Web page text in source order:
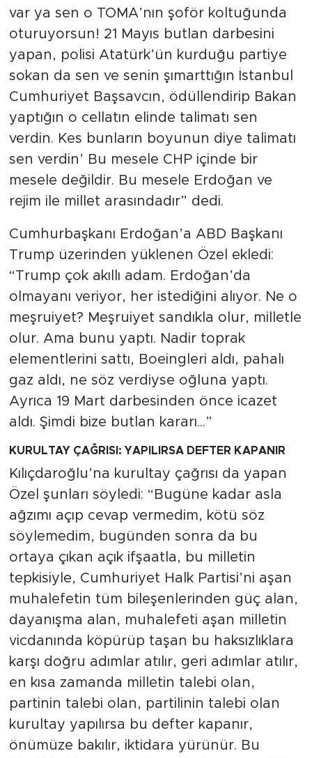
var ya sen o TOMA’nın şoför koltuğunda
oturuyorsun! 21 Mayıs butlan darbesini
yapan, polisi Atatürk’ün kurduğu partiye
sokan da sen ve senin şımarttığın İstanbul
Cumhuriyet Başsavcın, ödüllendirip Bakan
yaptığın o cellatın elinde talimatı sen
verdin. Kes bunların boyunun diye talimatı
sen verdin’ Bu mesele CHP içinde bir
mesele değildir. Bu mesele Erdoğan ve
rejim ile millet arasındadır” dedi.
Cumhurbaşkanı Erdoğan’a ABD Başkanı
Trump üzerinden yüklenen Özel ekledi:
“Trump çok akıllı adam. Erdoğan’da
olmayanı veriyor, her istediğini alıyor. Ne o
meşruiyet? Meşruiyet sandıkla olur, milletle
olur. Ama bunu yaptı. Nadir toprak
elementlerini sattı, Boeingleri aldı, pahalı
gaz aldı, ne söz verdiyse oğluna yaptı.
Ayrıca 19 Mart darbesinden önce icazet
aldı. Şimdi bize butlan kararı...”
KURULTAY ÇAĞRISI: YAPILIRSA DEFTER KAPANIR
Kılıçdaroğlu’na kurultay çağrısı da yapan
Özel şunları söyledi: “Bugüne kadar asla
ağzımı açıp cevap vermedim, kötü söz
söylemedim, bugünden sonra da bu
ortaya çıkan açık ifşaatla, bu milletin
tepkisiyle, Cumhuriyet Halk Partisi’ni aşan
muhalefetin tüm bileşenlerinden güç alan,
dayanışma alan, muhalefeti aşan milletin
vicdanında köpürüp taşan bu haksızlıklara
karşı doğru adımlar atılır, geri adımlar atılır,
en kısa zamanda milletin talebi olan,
partinin talebi olan, partilinin talebi olan
kurultay yapılırsa bu defter kapanır,
önümüze bakılır, iktidara yürünür. Bu